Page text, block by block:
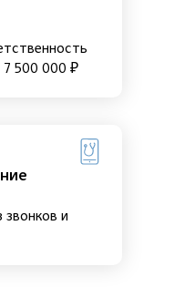
7 500 000 ₽
звонков и